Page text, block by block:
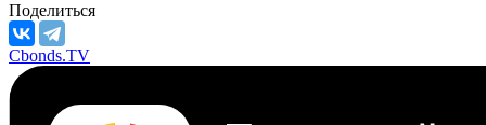
Поделиться
Cbonds.TV